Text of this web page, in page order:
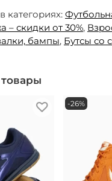
категориях:
– скидки от 30%,
бампы, Бутсы со
-26%